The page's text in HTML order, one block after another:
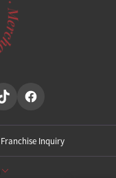
Franchise Inquiry